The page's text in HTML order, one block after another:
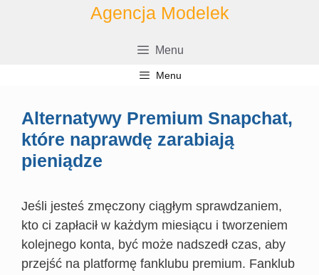
Agencja Modelek
Menu
Menu
Alternatywy Premium Snapchat,
które naprawdę zarabiają
pieniądze
Jeśli jesteś zmęczony ciągłym sprawdzaniem,
kto ci zapłacił w każdym miesiącu i tworzeniem
kolejnego konta, być może nadszedł czas, aby
przejść na platformę fanklubu premium. Fanklub